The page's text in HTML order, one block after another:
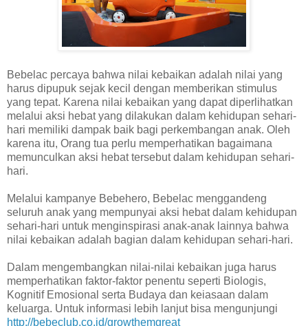
Bebelac percaya bahwa nilai kebaikan adalah nilai yang
harus dipupuk sejak kecil dengan memberikan stimulus
yang tepat. Karena nilai kebaikan yang dapat diperlihatkan
melalui aksi hebat yang dilakukan dalam kehidupan sehari-
hari memiliki dampak baik bagi perkembangan anak. Oleh
karena itu, Orang tua perlu memperhatikan bagaimana
memunculkan aksi hebat tersebut dalam kehidupan sehari-
hari.
Melalui kampanye Bebehero, Bebelac menggandeng
seluruh anak yang mempunyai aksi hebat dalam kehidupan
sehari-hari untuk menginspirasi anak-anak lainnya bahwa
nilai kebaikan adalah bagian dalam kehidupan sehari-hari.
Dalam mengembangkan nilai-nilai kebaikan juga harus
memperhatikan faktor-faktor penentu seperti Biologis,
Kognitif Emosional serta Budaya dan keiasaan dalam
keluarga. Untuk informasi lebih lanjut bisa mengunjungi
http://bebeclub.co.id/growthemgreat